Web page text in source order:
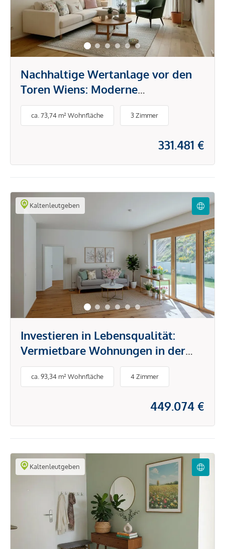
Nachhaltige Wertanlage vor den
Toren Wiens: Moderne
Vorsorgewohnungen im
Wienerwald
ca. 73,74 m² Wohnfläche 3 Zimmer
331.481 €
Kaltenleutgeben
Investieren in Lebensqualität:
Vermietbare Wohnungen in der
idyllischen Marktgemeinde
Kaltenleutgeben
ca. 93,34 m² Wohnfläche 4 Zimmer
449.074 €
Kaltenleutgeben